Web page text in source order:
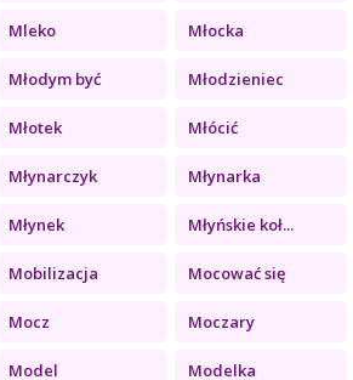
Mleko Młocka
Młodym być Młodzieniec
Młotek Młócić
Młynarczyk Młynarka
Młynek Młyńskie koł...
Mobilizacja Mocować się
Mocz Moczary
Model Modelka